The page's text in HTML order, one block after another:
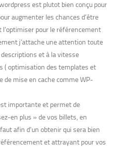
est plutot bien conçu pour
augmenter les chances d’être
pour le référencement
j’attache une attention toute
et à la vitesse
( optimisation des templates et
de mise en cache comme WP-
importante et permet de
en plus » de vos billets, en
afin d’un obtenir qui sera bien
et attrayant pour vos